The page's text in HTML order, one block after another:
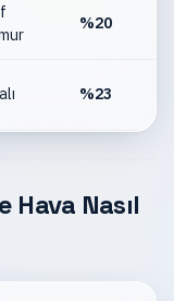
%20
%23
Hava Nasıl